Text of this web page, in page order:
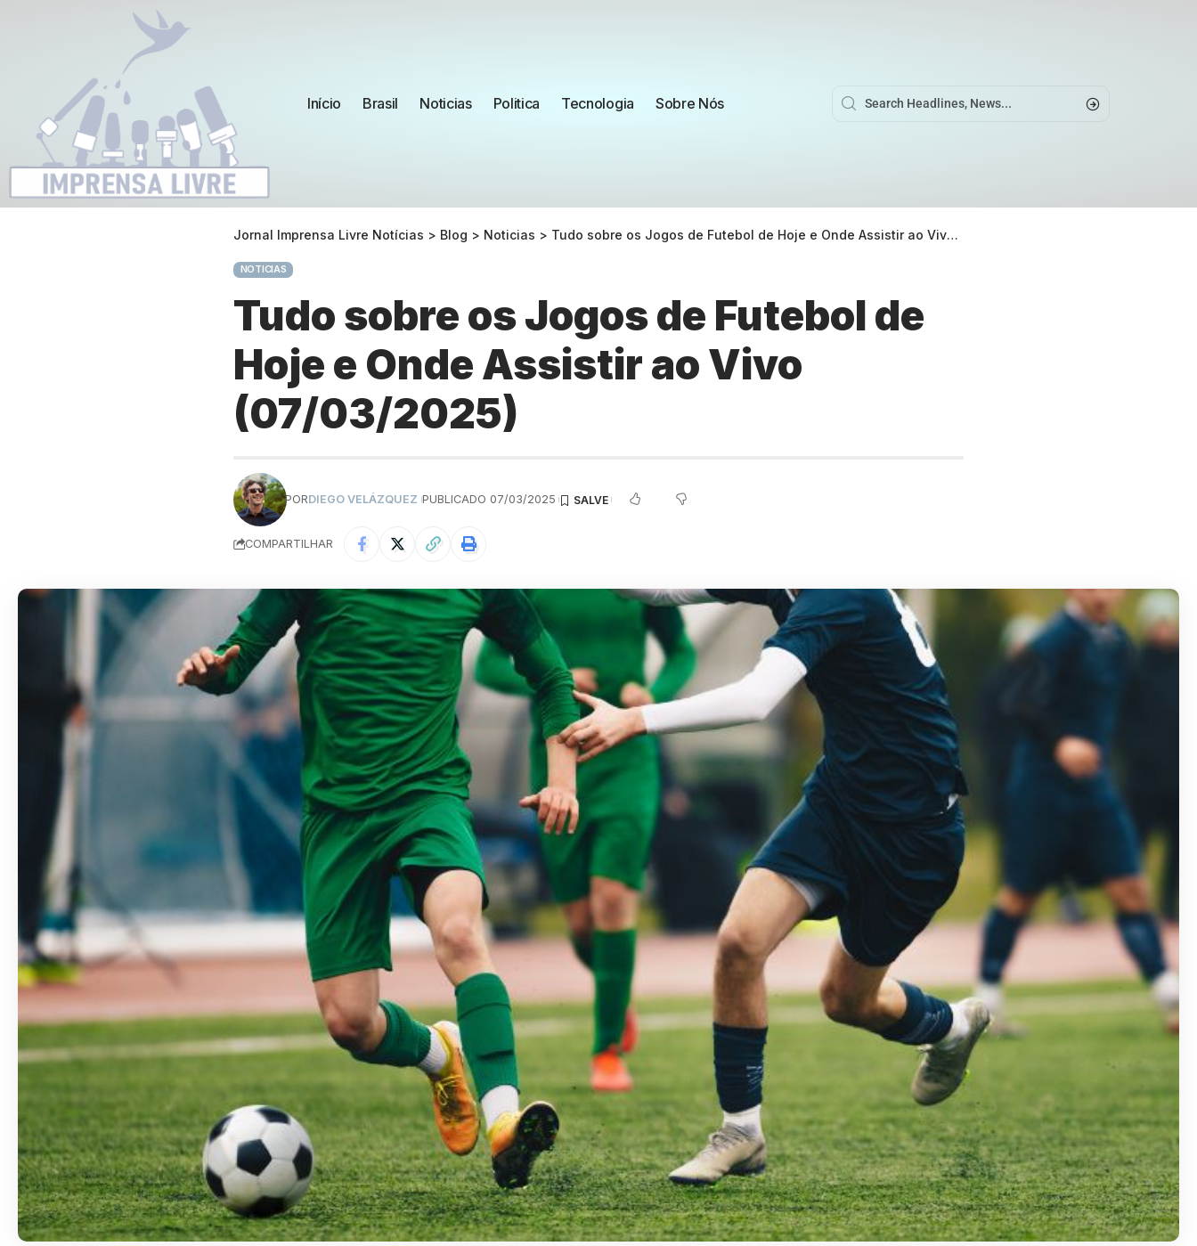
Início Brasil Noticias Politica Tecnologia Sobre Nós
Jornal Imprensa Livre Notícias > Blog > Noticias > Tudo sobre os Jogos de Futebol de Hoje e Onde Assistir ao Vivo (07/03/2025)
NOTICIAS
Tudo sobre os Jogos de Futebol de
Hoje e Onde Assistir ao Vivo
(07/03/2025)
PORDIEGO VELÁZQUEZ PUBLICADO 07/03/2025
COMPARTILHAR